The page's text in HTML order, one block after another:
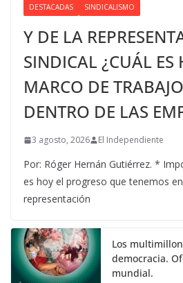
DESTACADAS SINDICALISMO
Y DE LA
SINDICAL ¿CUÁL ES
MARCO DE
DENTRO DE LAS
3 agosto, 2026 El Independiente
Por: Róger Hernán Gutiérrez. *
es hoy el progreso que tenemos
representación
Los
democracia.
mundial.